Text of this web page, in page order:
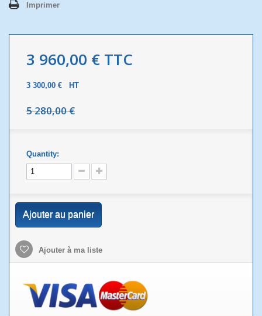
Imprimer
3 960,00 € TTC
3 300,00 € HT
5 280,00 €
Quantity:
Ajouter au panier
Ajouter à ma liste